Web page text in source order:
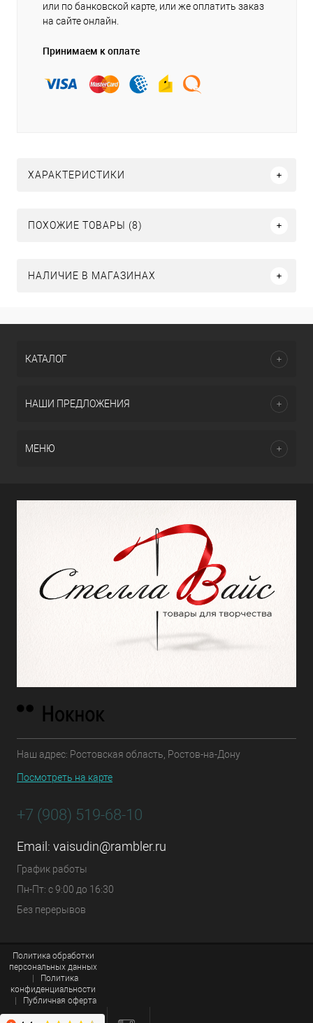
или по банковской карте, или же оплатить заказ
на сайте онлайн.
Принимаем к оплате
ХАРАКТЕРИСТИКИ
ПОХОЖИЕ ТОВАРЫ (8)
НАЛИЧИЕ В МАГАЗИНАХ
КАТАЛОГ
НАШИ ПРЕДЛОЖЕНИЯ
МЕНЮ
Наш адрес: Ростовская область, Ростов-на-Дону
Посмотреть на карте
+7 (908) 519-68-10
Email: vaisudin@rambler.ru
График работы
Пн-Пт: с 9:00 до 16:30
Без перерывов
Политика обработки
персональных данных
Политика
конфиденциальности
Публичная оферта